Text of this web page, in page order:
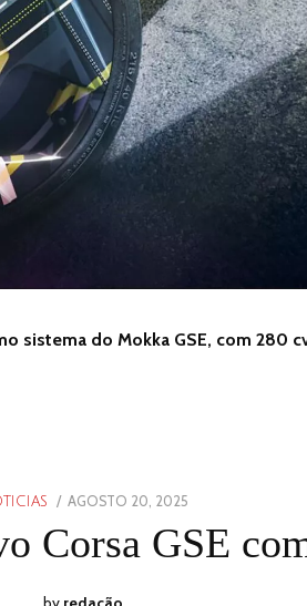
sistema do Mokka GSE, com 280
POSTED
ON
AGOSTO 20, 2025
20,
2025
Corsa GSE